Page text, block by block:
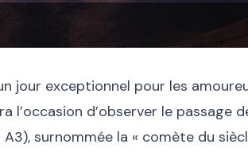
jour exceptionnel pour les
l’occasion d’observer le passage
surnommée la « comète du